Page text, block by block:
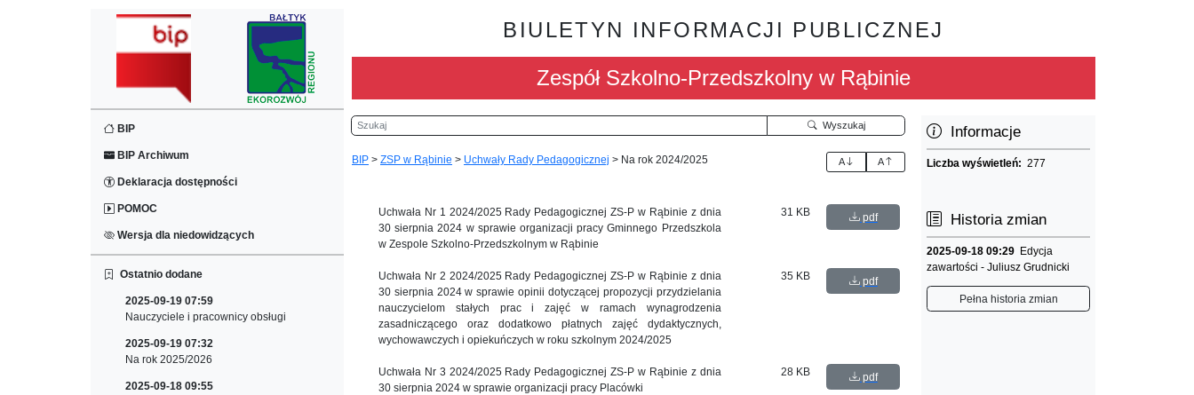
BIP
BIP Archiwum
Deklaracja dostępności
POMOC
Wersja dla niedowidzących
Ostatnio dodane
2025-09-19 07:59
Nauczyciele i pracownicy obsługi
2025-09-19 07:32
Na rok 2025/2026
2025-09-18 09:55
BIULETYN INFORMACJI PUBLICZNEJ
Zespół Szkolno-Przedszkolny w Rąbinie
Szukaj Wyszukaj
BIP > ZSP w Rąbinie > Uchwały Rady Pedagogicznej > Na rok 2024/2025 A A
Uchwała Nr 1 2024/2025 Rady Pedagogicznej ZS-P w Rąbinie z dnia
30 sierpnia 2024 w sprawie organizacji pracy Gminnego Przedszkola
w Zespole Szkolno-Przedszkolnym w Rąbinie
31 KB pdf
Uchwała Nr 2 2024/2025 Rady Pedagogicznej ZS-P w Rąbinie z dnia
30 sierpnia 2024 w sprawie opinii dotyczącej propozycji przydzielania
nauczycielom stałych prac i zajęć w ramach wynagrodzenia
zasadniczącego oraz dodatkowo płatnych zajęć dydaktycznych,
wychowawczych i opiekuńczych w roku szkolnym 2024/2025
35 KB pdf
Uchwała Nr 3 2024/2025 Rady Pedagogicznej ZS-P w Rąbinie z dnia
30 sierpnia 2024 w sprawie organizacji pracy Placówki
28 KB pdf
Informacje
Liczba wyświetleń:277
Historia zmian
2025-09-18 09:29 Edycja
zawartości - Juliusz Grudnicki
Pełna historia zmian